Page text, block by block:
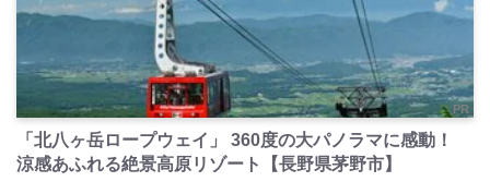
PR
「北八ヶ岳ロープウェイ」 360度の大パノラマに感動！
涼感あふれる絶景高原リゾート【長野県茅野市】